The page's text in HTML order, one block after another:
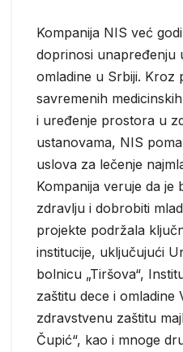
Kompanija NIS već
doprinosi unapređenju
omladine u Srbiji. Kroz
savremenih
i uređenje prostora u
ustanovama, NIS
uslova za lečenje
Kompanija veruje da je
zdravlju i dobrobiti
projekte podržala
institucije, uključujući
bolnicu „Tiršova“,
zaštitu dece i omladine
zdravstvenu zaštitu
Čupić“, kao i mnoge